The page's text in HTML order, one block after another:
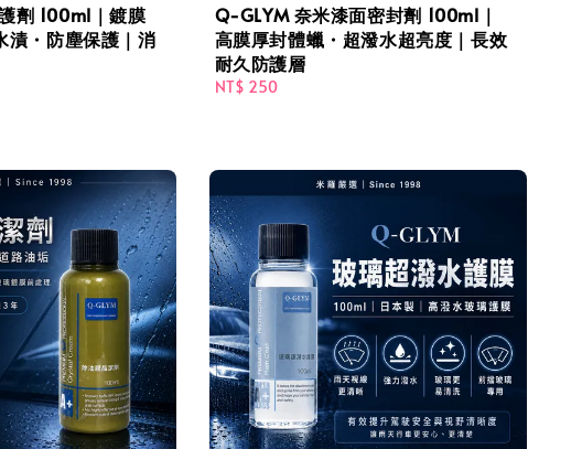
劑 100ml｜鍍膜
漬・防塵保護｜消
Q-GLYM 奈米漆面密封劑 100ml｜
高膜厚封體蠟・超潑水超亮度｜長效
耐久防護層
Regular
NT$ 250